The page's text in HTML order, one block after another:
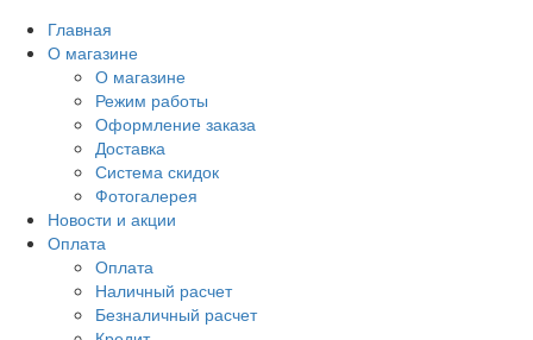
Главная
О магазине
О магазине
Режим работы
Оформление заказа
Доставка
Система скидок
Фотогалерея
Новости и акции
Оплата
Оплата
Наличный расчет
Безналичный расчет